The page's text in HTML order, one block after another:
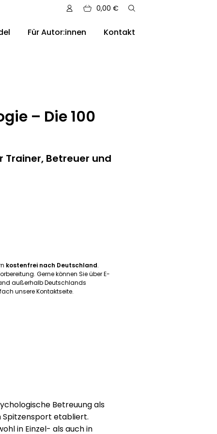
0,00 €
Für Autor:innen Kontakt
– Die 100
Trainer, Betreuer und
kostenfrei nach Deutschland.
Gerne können Sie über E-
außerhalb Deutschlands
unsere Kontaktseite.
Betreuung als
Spitzensport etabliert.
in Einzel- als auch in